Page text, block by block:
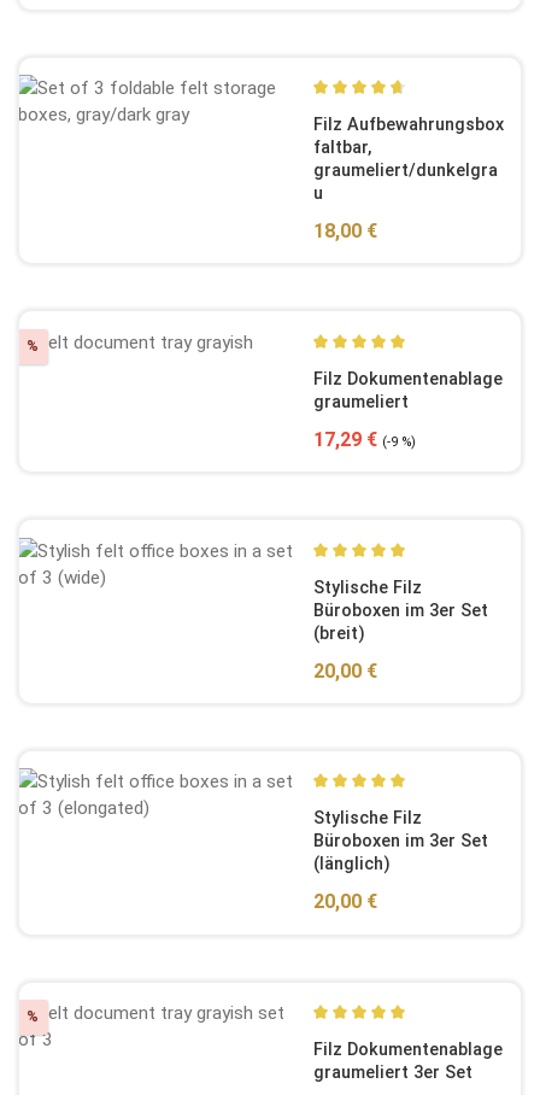
Durchschnittliche
Filz Aufbewahrungsbox
faltbar,
graumeliert/dunkelgra
u
Regulärer Preis:
18,00 €
% Rabatt
Durchschnittliche
Filz Dokumentenablage
graumeliert
Verkaufspreis:
17,29 € Regulärer Preis:
(-9 %)
Durchschnittliche
Stylische Filz
Büroboxen im 3er Set
(breit)
Regulärer Preis:
20,00 €
Durchschnittliche
Stylische Filz
Büroboxen im 3er Set
(länglich)
Regulärer Preis:
20,00 €
% Rabatt
Durchschnittliche
Filz Dokumentenablage
graumeliert 3er Set